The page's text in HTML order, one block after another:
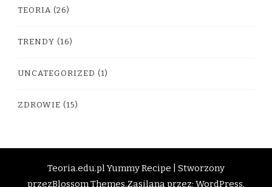
TEORIA (26)
TRENDY (16)
UNCATEGORIZED (1)
ZDROWIE (15)
Teoria.edu.plYummy Recipe | Stworzony
przezBlossom Themes.Zasilana przez: WordPress.